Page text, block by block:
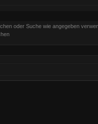
oder Suche wie angegeben